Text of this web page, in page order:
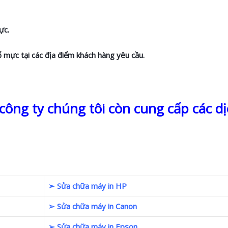
tại các địa điểm khách hàng yêu cầu.
ty chúng tôi còn cung cấp các
➢ Sửa chữa máy in HP
➢ Sửa chữa máy in Canon